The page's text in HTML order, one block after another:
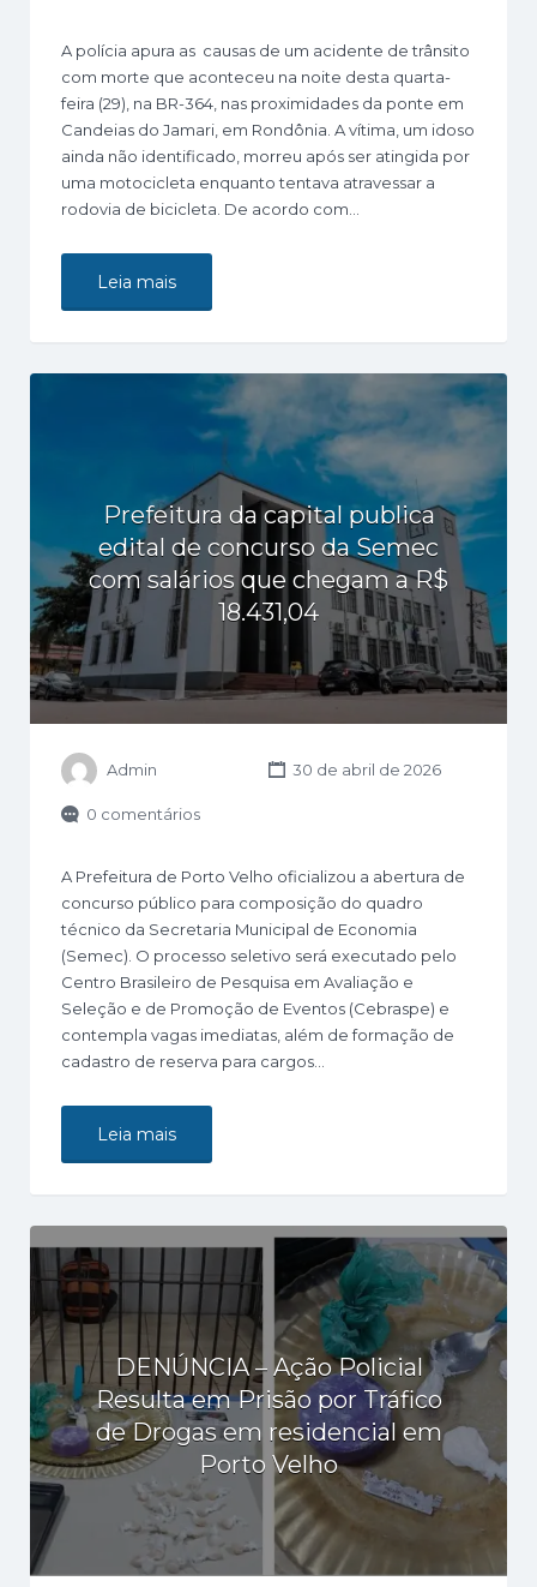
A polícia apura as causas de um acidente de trânsito
com morte que aconteceu na noite desta quarta-
feira (29), na BR-364, nas proximidades da ponte em
Candeias do Jamari, em Rondônia. A vítima, um idoso
ainda não identificado, morreu após ser atingida por
uma motocicleta enquanto tentava atravessar a
rodovia de bicicleta. De acordo com…
Leia mais
Prefeitura da capital publica
edital de concurso da Semec
com salários que chegam a R$
18.431,04
Admin 30 de abril de 2026
0 comentários
A Prefeitura de Porto Velho oficializou a abertura de
concurso público para composição do quadro
técnico da Secretaria Municipal de Economia
(Semec). O processo seletivo será executado pelo
Centro Brasileiro de Pesquisa em Avaliação e
Seleção e de Promoção de Eventos (Cebraspe) e
contempla vagas imediatas, além de formação de
cadastro de reserva para cargos…
Leia mais
DENÚNCIA – Ação Policial
Resulta em Prisão por Tráfico
de Drogas em residencial em
Porto Velho